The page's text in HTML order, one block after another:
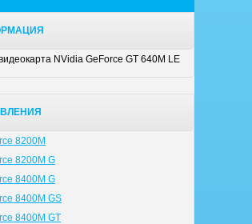
NVidia GeForce GT 640M LE
8200M
8200M G
8400M G
8400M GS
8400M GT